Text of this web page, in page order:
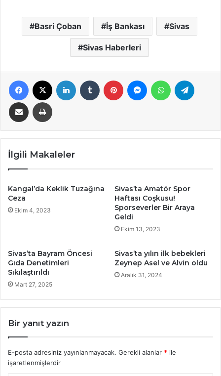
Basri Çoban İş Bankası Sivas
Sivas Haberleri
Facebook LinkedIn Tumblr Pinterest MessengerWhatsApp
E-Posta ile paylaş Yazdır
İlgili Makaleler
Kangal’da Keklik Tuzağına
Ceza
Ekim 4, 2023
Sivas’ta Amatör Spor
Haftası Coşkusu!
Sporseverler Bir Araya
Geldi
Ekim 13, 2023
Sivas’ta Bayram Öncesi
Gıda Denetimleri
Sıkılaştırıldı
Mart 27, 2025
Sivas’ta yılın ilk bebekleri
Zeynep Asel ve Alvin oldu
Aralık 31, 2024
Bir yanıt yazın
E-posta adresiniz yayınlanmayacak. Gerekli alanlar * ile
işaretlenmişlerdir